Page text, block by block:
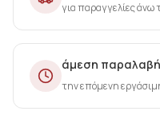
για παραγγελίες άνω
άμεση παραλαβή
την επόμενη